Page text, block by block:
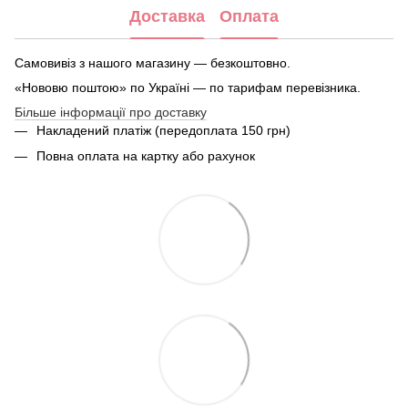
Доставка Оплата
Самовивіз з нашого магазину — безкоштовно.
«Нововю поштою» по Україні — по тарифам перевізника.
Більше інформації про доставку
Накладений платіж (передоплата 150 грн)
Повна оплата на картку або рахунок